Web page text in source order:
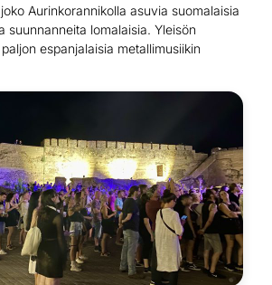
Aurinkorannikolla asuvia suomalaisia
suunnanneita lomalaisia. Yleisön
espanjalaisia metallimusiikin